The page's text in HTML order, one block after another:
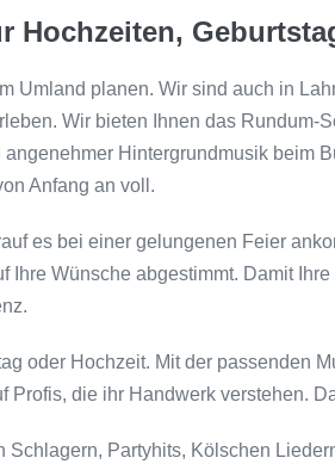
Hochzeiten,
Umland planen. Wir sind auch in
Wir bieten Ihnen das
Hintergrundmusik beim
Anfang an voll.
es bei einer gelungenen Feier
Wünsche abgestimmt. Damit
oder Hochzeit. Mit der passenden
Profis, die ihr Handwerk verstehen.
Partyhits, Kölschen